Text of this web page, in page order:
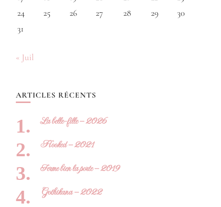
24
25 26 27 28 29
30
31
« Juil
ARTICLES RÉCENTS
La belle-fille – 2026
Hooked – 2021
Ferme bien la porte – 2019
Gothikana – 2022